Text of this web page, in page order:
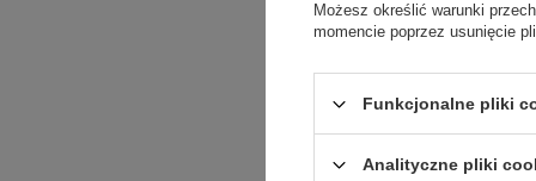
Etap
Możesz określić warunki
momencie poprzez usunięcie
Funkcjonalne pliki
Analityczne pliki